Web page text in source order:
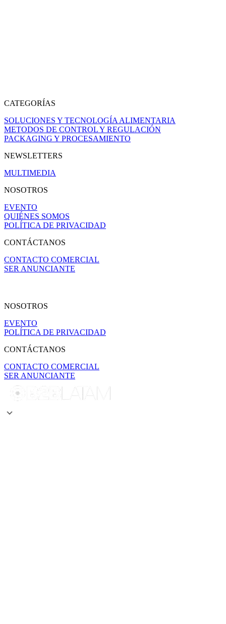
CATEGORÍAS
SOLUCIONES Y TECNOLOGÍA ALIMENTARIA
METODOS DE CONTROL Y REGULACIÓN
PACKAGING Y PROCESAMIENTO
NEWSLETTERS
MULTIMEDIA
NOSOTROS
EVENTO
QUIÉNES SOMOS
POLÍTICA DE PRIVACIDAD
CONTÁCTANOS
CONTACTO COMERCIAL
SER ANUNCIANTE
NOSOTROS
EVENTO
POLÍTICA DE PRIVACIDAD
CONTÁCTANOS
CONTACTO COMERCIAL
SER ANUNCIANTE